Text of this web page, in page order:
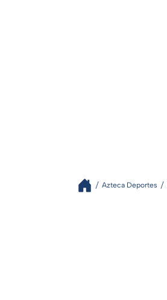
Azteca Deportes